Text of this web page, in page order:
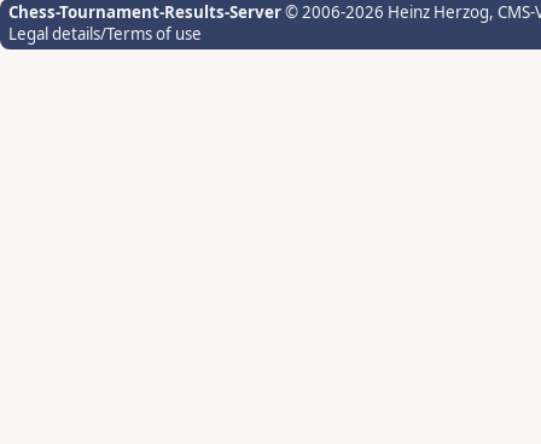
Chess-Tournament-Results-Server© 2006-2026 Heinz Herzog,
Legal details/Terms of use